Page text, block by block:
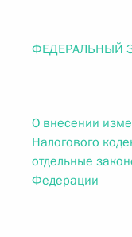
ФЕДЕРАЛЬНЫЙ
О внесении
Налогового
отдельные
Федерации